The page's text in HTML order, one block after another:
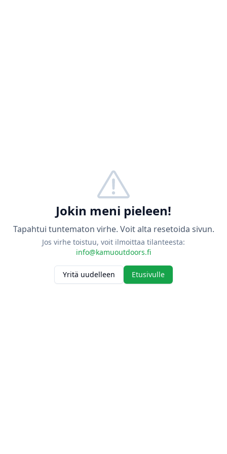
Jokin meni pieleen!
Tapahtui tuntematon virhe. Voit alta resetoida sivun.
Jos virhe toistuu, voit ilmoittaa tilanteesta:
info@kamuoutdoors.fi
Yritä uudelleen Etusivulle